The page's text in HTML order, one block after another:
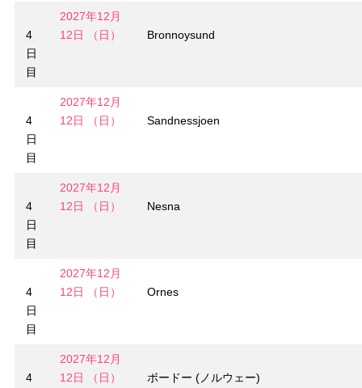
4
日
目
2027年12月
12日 （日）
Bronnoysund
4
日
目
2027年12月
12日 （日）
Sandnessjoen
4
日
目
2027年12月
12日 （日）
Nesna
4
日
目
2027年12月
12日 （日）
Ornes
4
2027年12月
12日 （日）
ボードー (ノルウェー)